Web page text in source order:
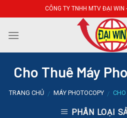
to
content
CÔNG TY TNHH MTV ĐẠI
Cho Thuê Máy
TRANG CHỦ / MÁY PHOTOCOPY / CHO
PHÂN LOẠI